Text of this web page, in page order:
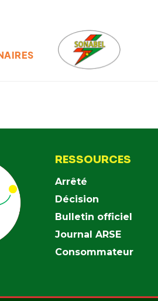
RESSOURCES
Arrêté
Décision
Bulletin officiel
Journal ARSE
Consommateur